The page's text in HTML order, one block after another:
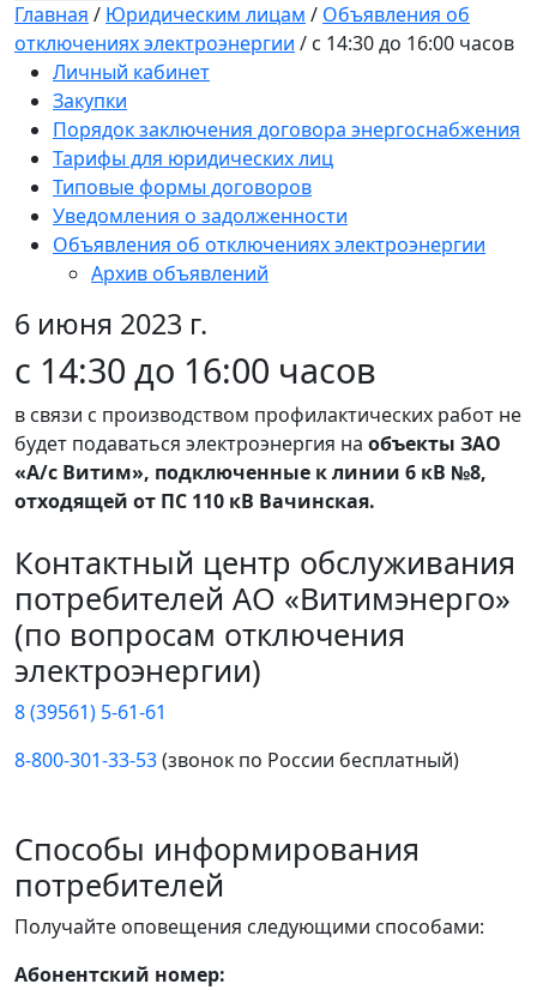
Главная / Юридическим лицам / Объявления об
отключениях электроэнергии / с 14:30 до 16:00 часов
Личный кабинет
Закупки
Порядок заключения договора энергоснабжения
Тарифы для юридических лиц
Типовые формы договоров
Уведомления о задолженности
Объявления об отключениях электроэнергии
Архив объявлений
6 июня 2023 г.
с 14:30 до 16:00 часов
в связи с производством профилактических работ не
будет подаваться электроэнергия на объекты ЗАО
«А/с Витим», подключенные к линии 6 кВ №8,
отходящей от ПС 110 кВ Вачинская.
Контактный центр обслуживания
потребителей АО «Витимэнерго»
(по вопросам отключения
электроэнергии)
8 (39561) 5-61-61
8-800-301-33-53(звонок по России бесплатный)
Способы информирования
потребителей
Получайте оповещения следующими способами:
Абонентский номер: